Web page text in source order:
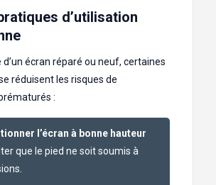
d’utilisation
d’un écran réparé ou neuf, certaines
réduisent les risques de
:
l’écran à bonne hauteur
que le pied ne soit soumis à